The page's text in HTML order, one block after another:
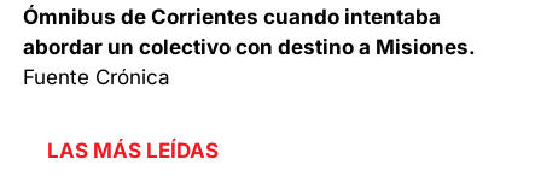
Ómnibus de Corrientes cuando intentaba
abordar un colectivo con destino a Misiones.
Fuente Crónica
LAS MÁS LEÍDAS